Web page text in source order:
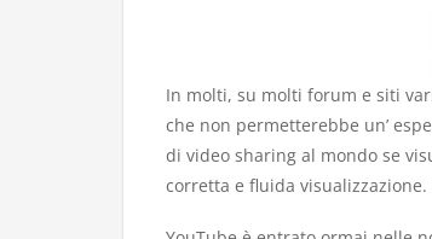
In molti, su molti forum e siti
che non permetterebbe un’
di video sharing al mondo se
corretta e fluida